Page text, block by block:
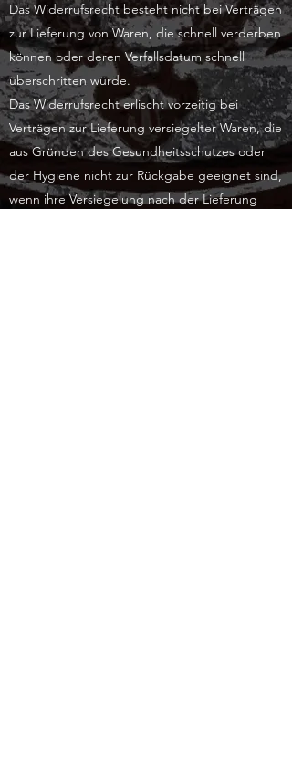
Das Widerrufsrecht besteht nicht bei Verträgen
zur Lieferung von Waren, die schnell verderben
können oder deren Verfallsdatum schnell
überschritten würde.
Das Widerrufsrecht erlischt vorzeitig bei
Verträgen zur Lieferung versiegelter Waren, die
aus Gründen des Gesundheitsschutzes oder
der Hygiene nicht zur Rückgabe geeignet sind,
wenn ihre Versiegelung nach der Lieferung